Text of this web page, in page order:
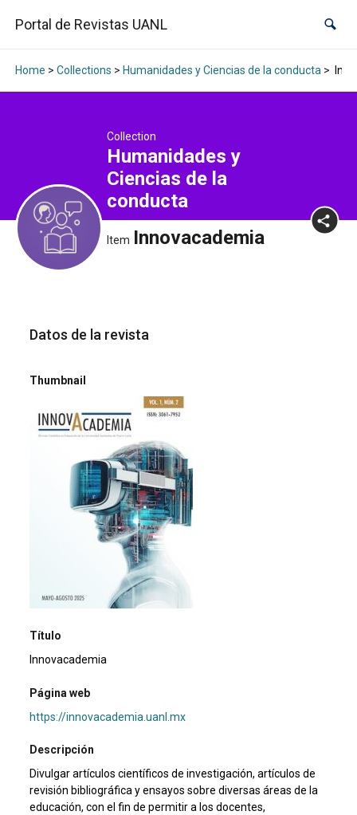
Portal de Revistas UANL
Home > Collections > Humanidades y Ciencias de la conducta>
Collection
Humanidades y
Ciencias de la
conducta
Item Innovacademia
Datos de la revista
Thumbnail
Título
Innovacademia
Página web
https://innovacademia.uanl.mx
Descripción
Divulgar artículos científicos de investigación, artículos de
revisión bibliográfica y ensayos sobre diversas áreas de la
educación, con el fin de permitir a los docentes,